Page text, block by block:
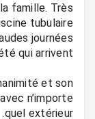
famille. Très
tubulaire
journées
et son
n’importe